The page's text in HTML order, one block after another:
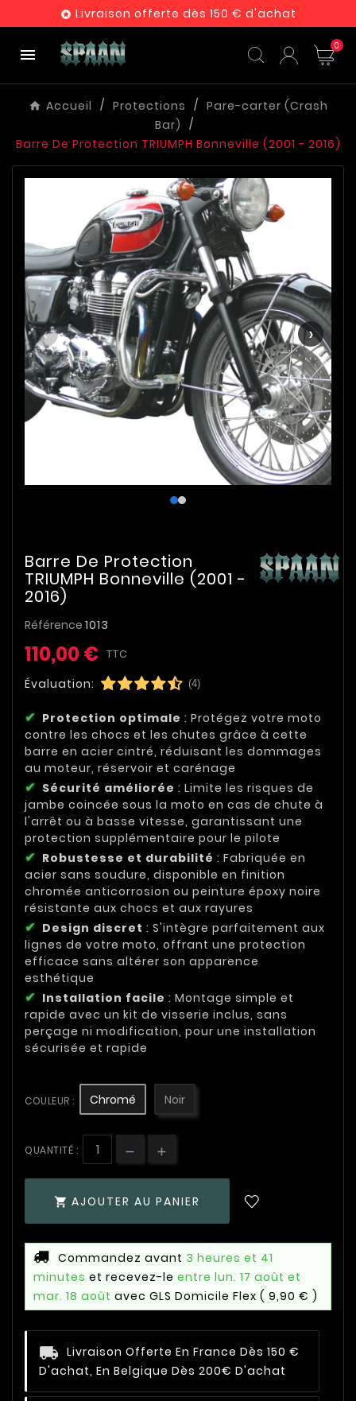
 Livraison offerte dès 150 € d'achat
 0
Accueil Protections
Pare-carter (Crash
Bar)
Barre De Protection TRIUMPH Bonneville (2001 - 2016)
‹ ›
Barre De Protection
TRIUMPH Bonneville (2001 -
2016)
Référence 1013
110,00 € TTC
Évaluation: (4)
Protection optimale : Protégez votre moto
contre les chocs et les chutes grâce à cette
barre en acier cintré, réduisant les dommages
au moteur, réservoir et carénage
Sécurité améliorée : Limite les risques de
jambe coincée sous la moto en cas de chute à
l'arrêt ou à basse vitesse, garantissant une
protection supplémentaire pour le pilote
Robustesse et durabilité : Fabriquée en
acier sans soudure, disponible en finition
chromée anticorrosion ou peinture époxy noire
résistante aux chocs et aux rayures
Design discret : S'intègre parfaitement aux
lignes de votre moto, offrant une protection
efficace sans altérer son apparence
esthétique
Installation facile : Montage simple et
rapide avec un kit de visserie inclus, sans
perçage ni modification, pour une installation
sécurisée et rapide
COULEUR : Chromé Noir
QUANTITÉ :
 AJOUTER AU PANIER
Commandez avant 3 heures et 41
minutes et recevez-le entre lun. 17 août et
mar. 18 août avec GLS Domicile Flex ( 9,90 € )
Livraison Offerte En France Dès 150 €
D'achat, En Belgique Dès 200€ D'achat